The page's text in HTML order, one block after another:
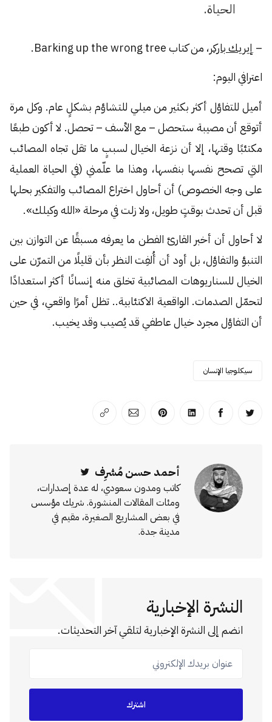
الحياة.
– إيريك باركر، من كتاب Barking up the wrong tree.
اعترافي اليوم:
أميل للتفاؤل أكثر بكثير من ميلي للتشاؤم بشكلٍ عام. وكل مرة
أتوقع أن مصيبة ستحصل – مع الأسف – تحصل. لا أكون طبعًا
مكتئبًا وقتها، إلا أن نزعة الخيال لسببٍ ما تقل تجاه المصائب
التي تصحح نفسها بنفسها، وهذا ما علّمني (في الحياة العملية
على وجه الخصوص) أن أحاول اختراع المصائب والتفكير بحلها
قبل أن تحدث بوقتٍ طويل، ولا زلت في مرحلة «الله وكيلك».
لا أحاول أن أخبر القارئ الفطن ما يعرفه مسبقًا عن التوازن بين
التنبؤ والتفاؤل، بل أود أن أُلفِت النظر بأن قليلًا من التمرّن على
الخيال للسناريوهات المصائبية تخلق منه إنسانًا أكثر استعدادًا
لتحمّل الصدمات. الواقعية الاكتئابية.. تظل أمرًا واقعي، في حين
أن التفاؤل مجرد خيال عاطفي قد يُصيب وقد يخيب.
سيكلوجيا الإنسان
انشر على تويترانشر على الفيسبوك
انشر على لينكد إن
انشر على بينترست
انشر على الإيميل
انسخ الرابط
أحمد حسن مُشرِف
كاتب ومدون سعودي، له عدة إصدارات،
ومئات المقالات المنشورة. شريك مؤسس
في بعض المشاريع الصغيرة، مقيم في
مدينة جدة.
النشرة الإخبارية
انضم إلى النشرة الإخبارية لتلقي آخر التحديثات.
عنوان بريدك الإلكتروني
اشترك